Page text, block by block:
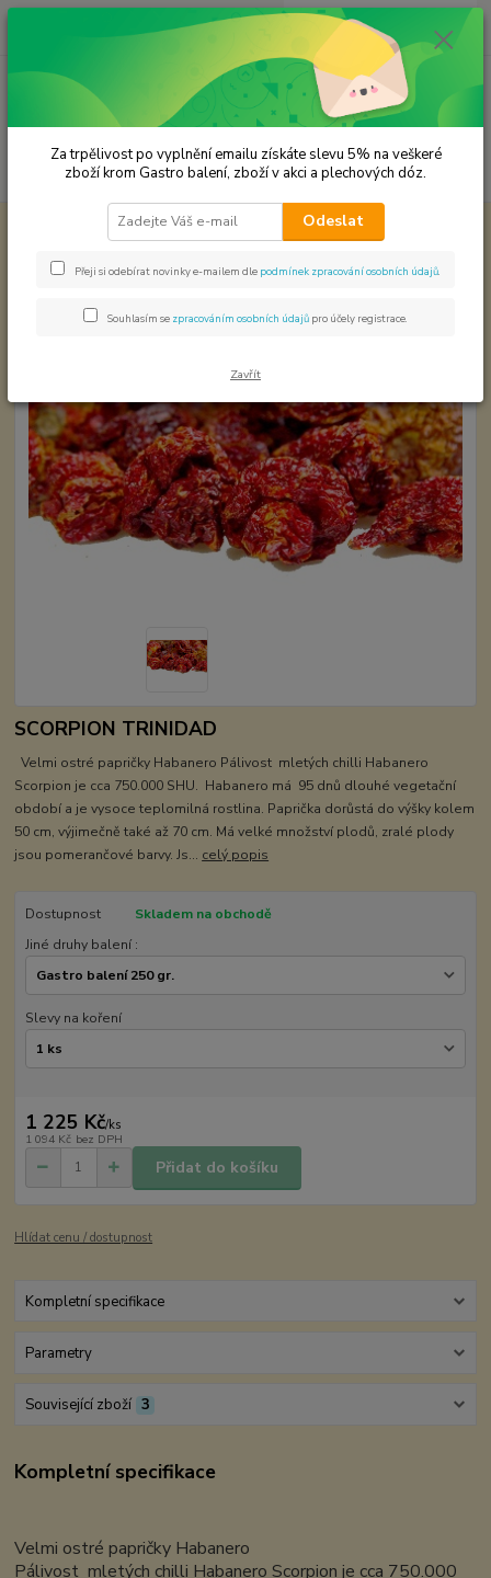
Menu
Hledat
ks
za 0,00 Kč
Chilli svět papriček CHILLI HABANERO
CHILLI HABANERO
SCORPION TRINIDAD
Velmi ostré papričky Habanero Pálivost mletých chilli Habanero
Scorpion je cca 750.000 SHU. Habanero má 95 dnů dlouhé vegetační
období a je vysoce teplomilná rostlina. Paprička dorůstá do výšky kolem
50 cm, výjimečně také až 70 cm. Má velké množství plodů, zralé plody
jsou pomerančové barvy. Js... celý popis
Dostupnost
Skladem na obchodě
Jiné druhy balení :
Slevy na koření
1 225 Kč/ks
1 094 Kč bez DPH
Přidat do košíku
Hlídat cenu / dostupnost
Kompletní specifikace
Parametry
Související zboží 3
Kompletní specifikace
Velmi ostré papričky Habanero
Pálivost mletých chilli Habanero Scorpion je cca 750.000
Za trpělivost po vyplnění emailu získáte slevu 5% na veškeré
zboží krom Gastro balení, zboží v akci a plechových dóz.
Odeslat
Přeji si odebírat novinky e-mailem dle podmínek zpracování osobních údajů
Souhlasím se zpracováním osobních údajů pro účely registrace.
Zavřít